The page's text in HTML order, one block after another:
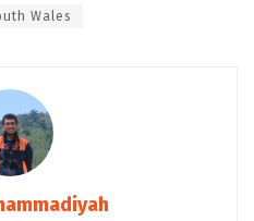
Wales